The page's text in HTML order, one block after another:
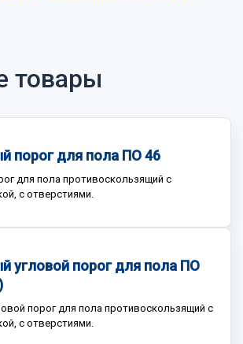
товары
порог для пола ПО 46
для пола противоскользящий с
с отверстиями.
угловой порог для пола ПО
порог для пола противоскользящий с
с отверстиями.